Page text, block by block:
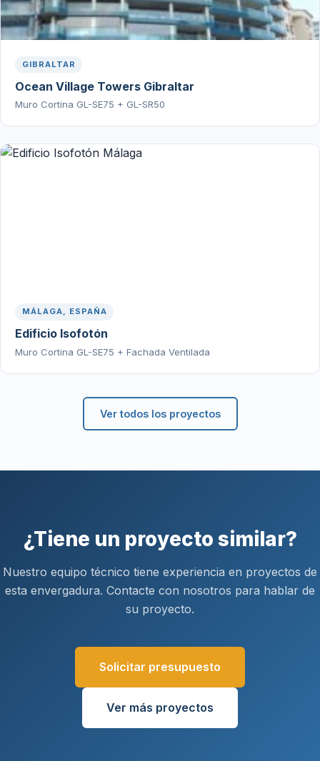
GIBRALTAR
Ocean Village Towers Gibraltar
Muro Cortina GL-SE75 + GL-SR50
MÁLAGA, ESPAÑA
Edificio Isofotón
Muro Cortina GL-SE75 + Fachada Ventilada
Ver todos los proyectos
¿Tiene un proyecto similar?
Nuestro equipo técnico tiene experiencia en proyectos de
esta envergadura. Contacte con nosotros para hablar de
su proyecto.
Solicitar presupuesto
Ver más proyectos